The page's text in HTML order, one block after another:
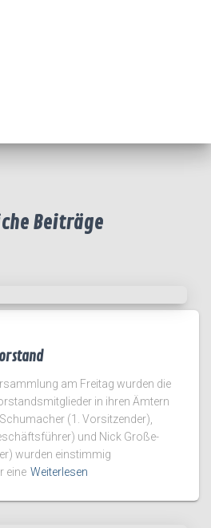
Beiträge
am Freitag wurden die
in ihren Ämtern
(1. Vorsitzender),
und Nick Große-
wurden einstimmig
eine Weiterlesen